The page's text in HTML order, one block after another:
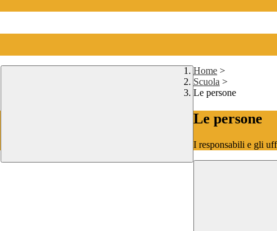
Home >
Scuola >
Le persone
Le persone
I responsabili e gli